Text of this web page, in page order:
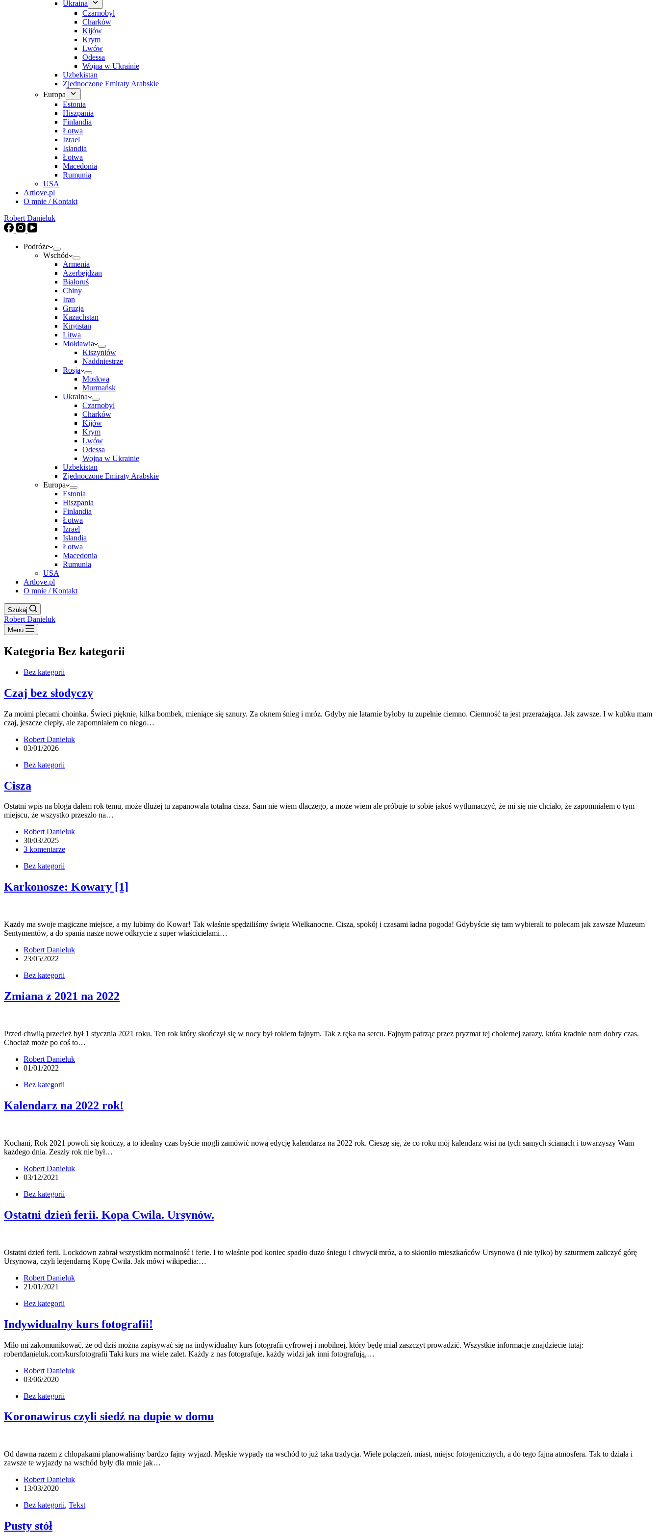
Ukraina
Czarnobyl
Charków
Kijów
Krym
Lwów
Odessa
Wojna w Ukrainie
Uzbekistan
Zjednoczone Emiraty Arabskie
Europa
Estonia
Hiszpania
Finlandia
Łotwa
Izrael
Islandia
Łotwa
Macedonia
Rumunia
USA
Artlove.pl
O mnie / Kontakt
Robert Danieluk
Podróże
Wschód
Armenia
Azerbejdżan
Białoruś
Chiny
Iran
Gruzja
Kazachstan
Kirgistan
Litwa
Mołdawia
Kiszyniów
Naddniestrze
Rosja
Moskwa
Murmańsk
Ukraina
Czarnobyl
Charków
Kijów
Krym
Lwów
Odessa
Wojna w Ukrainie
Uzbekistan
Zjednoczone Emiraty Arabskie
Europa
Estonia
Hiszpania
Finlandia
Łotwa
Izrael
Islandia
Łotwa
Macedonia
Rumunia
USA
Artlove.pl
O mnie / Kontakt
Szukaj
Robert Danieluk
Menu
Kategoria Bez kategorii
Bez kategorii
Czaj bez słodyczy
Za moimi plecami choinka. Świeci pięknie, kilka bombek, mieniące się sznury. Za oknem śnieg i mróz. Gdyby nie latarnie byłoby tu zupełnie ciemno. Ciemność ta jest przerażająca. Jak zawsze. I w kubku mam
czaj, jeszcze ciepły, ale zapomniałem co niego…
Robert Danieluk
03/01/2026
Bez kategorii
Cisza
Ostatni wpis na bloga dałem rok temu, może dłużej tu zapanowała totalna cisza. Sam nie wiem dlaczego, a może wiem ale próbuje to sobie jakoś wytłumaczyć, że mi się nie chciało, że zapomniałem o tym
miejscu, że wszystko przeszło na…
Robert Danieluk
30/03/2025
3 komentarze
Bez kategorii
Karkonosze: Kowary [1]
Każdy ma swoje magiczne miejsce, a my lubimy do Kowar! Tak właśnie spędziliśmy święta Wielkanocne. Cisza, spokój i czasami ładna pogoda! Gdybyście się tam wybierali to polecam jak zawsze Muzeum
Sentymentów, a do spania nasze nowe odkrycie z super właścicielami…
Robert Danieluk
23/05/2022
Bez kategorii
Zmiana z 2021 na 2022
Przed chwilą przecież był 1 stycznia 2021 roku. Ten rok który skończył się w nocy był rokiem fajnym. Tak z ręka na sercu. Fajnym patrząc przez pryzmat tej cholernej zarazy, która kradnie nam dobry czas.
Chociaż może po coś to…
Robert Danieluk
01/01/2022
Bez kategorii
Kalendarz na 2022 rok!
Kochani, Rok 2021 powoli się kończy, a to idealny czas byście mogli zamówić nową edycję kalendarza na 2022 rok. Cieszę się, że co roku mój kalendarz wisi na tych samych ścianach i towarzyszy Wam
każdego dnia. Zeszły rok nie był…
Robert Danieluk
03/12/2021
Bez kategorii
Ostatni dzień ferii. Kopa Cwila. Ursynów.
Ostatni dzień ferii. Lockdown zabrał wszystkim normalność i ferie. I to właśnie pod koniec spadło dużo śniegu i chwycił mróz, a to skłoniło mieszkańców Ursynowa (i nie tylko) by szturmem zaliczyć górę
Ursynowa, czyli legendarną Kopę Cwila. Jak mówi wikipedia:…
Robert Danieluk
21/01/2021
Bez kategorii
Indywidualny kurs fotografii!
Miło mi zakomunikować, że od dziś można zapisywać się na indywidualny kurs fotografii cyfrowej i mobilnej, który będę miał zaszczyt prowadzić. Wszystkie informacje znajdziecie tutaj:
robertdanieluk.com/kursfotografii Taki kurs ma wiele zalet. Każdy z nas fotografuje, każdy widzi jak inni fotografują,…
Robert Danieluk
03/06/2020
Bez kategorii
Koronawirus czyli siedź na dupie w domu
Od dawna razem z chłopakami planowaliśmy bardzo fajny wyjazd. Męskie wypady na wschód to już taka tradycja. Wiele połączeń, miast, miejsc fotogenicznych, a do tego fajna atmosfera. Tak to działa i
zawsze te wyjazdy na wschód były dla mnie jak…
Robert Danieluk
13/03/2020
Bez kategorii, Tekst
Pusty stół